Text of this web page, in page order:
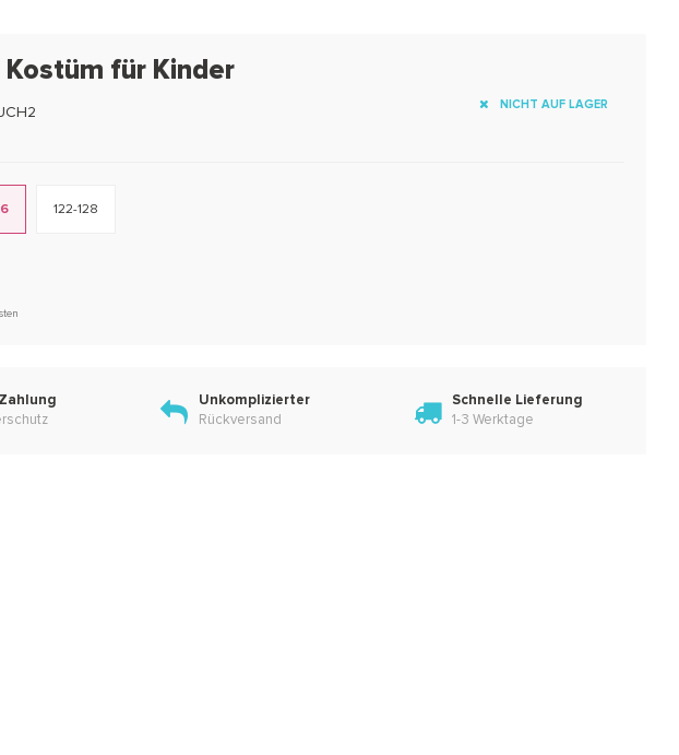
Kostüm für Kinder
NICHT AUF LAGER
122-128
Unkomplizierter
Rückversand
Schnelle Lieferung
1-3 Werktage